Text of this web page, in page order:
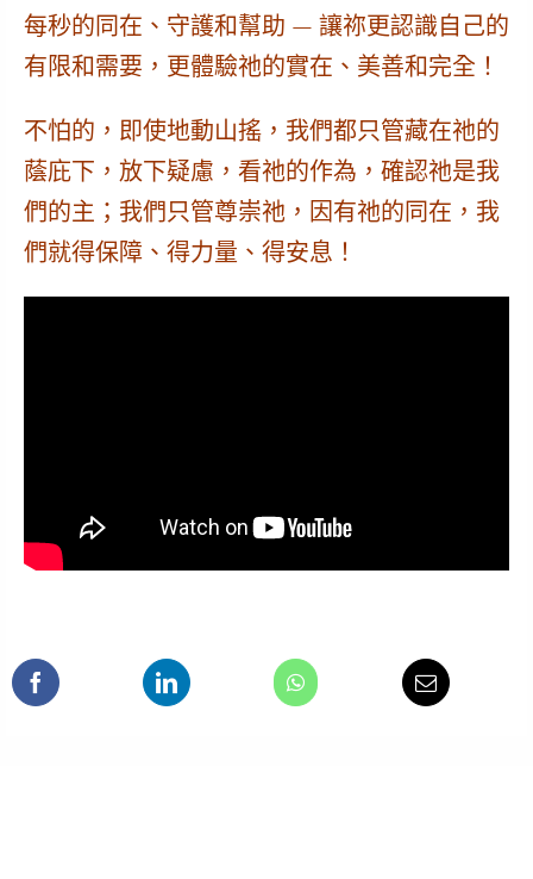
每秒的同在、守護和幫助 — 讓祢更認識自己的
有限和需要，更體驗祂的實在、美善和完全！
不怕的，即使地動山搖，我們都只管藏在祂的
蔭庇下 ，放下疑慮，看祂的作為，確認祂是我
們的主；我們 只管尊崇祂，因有祂的同在，我
們就得保障、得力量、得安息！